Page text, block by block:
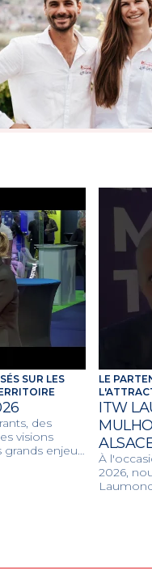
SUR LES
des
visions
enjeux
LE
ITW
À
2026,
projets
qualité